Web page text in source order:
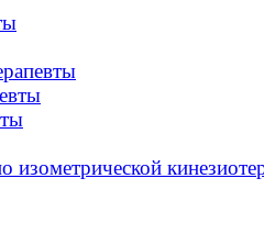
изометрической